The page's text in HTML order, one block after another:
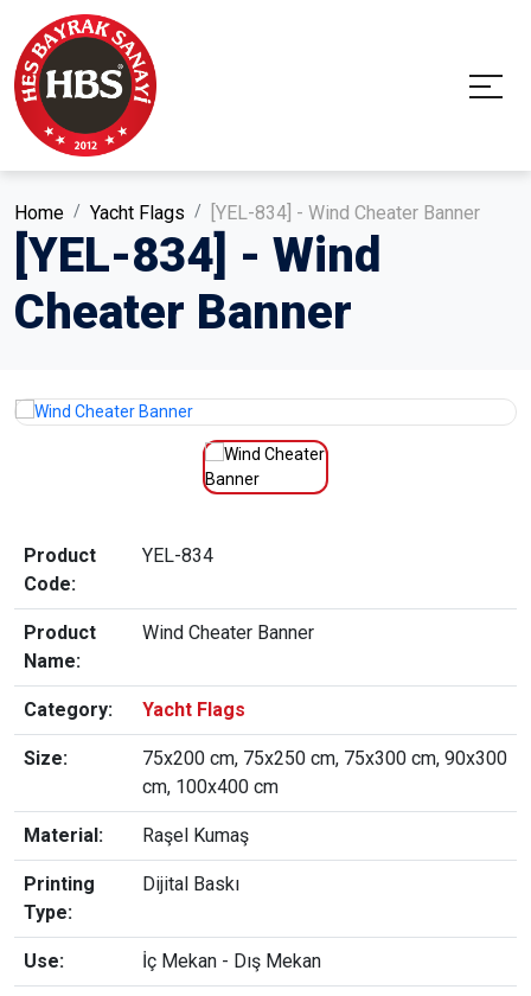
Home Yacht Flags [YEL-834] - Wind Cheater Banner
[YEL-834] - Wind
Cheater Banner
Product
Code:
YEL-834
Product
Name:
Wind Cheater Banner
Category: Yacht Flags
Size:
75x200 cm, 75x250 cm, 75x300 cm, 90x300
cm, 100x400 cm
Material: Raşel Kumaş
Printing
Type:
Dijital Baskı
Use: İç Mekan - Dış Mekan